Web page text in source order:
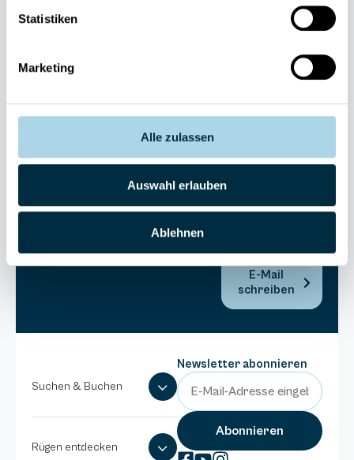
Statistiken
Marketing
Alle zulassen
Auswahl erlauben
Ablehnen
Fragen und Wünsche?
173980
Binzer
E-Mail
schreiben
Suchen & Buchen
Rügen entdecken
Newsletter abonnieren